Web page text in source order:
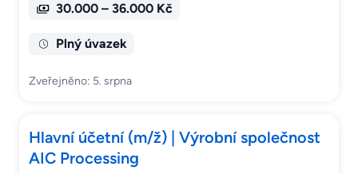
30.000 – 36.000 Kč
Plný úvazek
Zveřejněno: 5. srpna
Hlavní účetní (m/ž) | Výrobní společnost
AIC Processing